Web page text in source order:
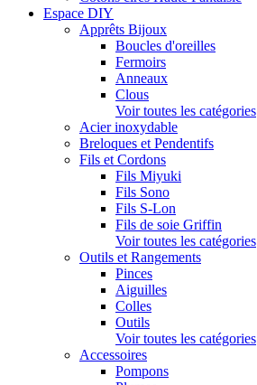
Espace DIY
Apprêts Bijoux
Boucles d'oreilles
Fermoirs
Anneaux
Clous
Voir toutes les catégories
Acier inoxydable
Breloques et Pendentifs
Fils et Cordons
Fils Miyuki
Fils Sono
Fils S-Lon
Fils de soie Griffin
Voir toutes les catégories
Outils et Rangements
Pinces
Aiguilles
Colles
Outils
Voir toutes les catégories
Accessoires
Pompons